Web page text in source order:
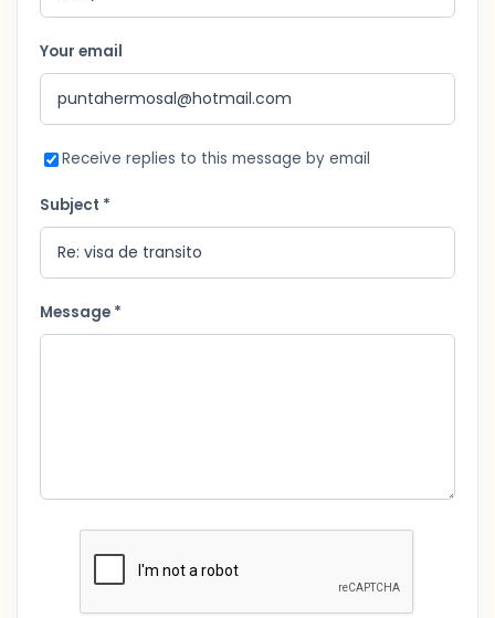
Your email
Receive replies to this message by email
Subject *
Message *